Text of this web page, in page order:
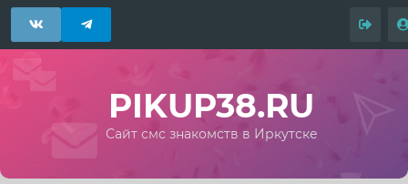
PIKUP38.RU
Сайт смс знакомств в Иркутске